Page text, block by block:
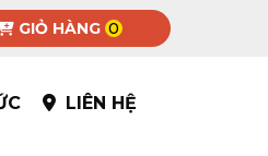
GIỎ HÀNG 0
LIÊN HỆ